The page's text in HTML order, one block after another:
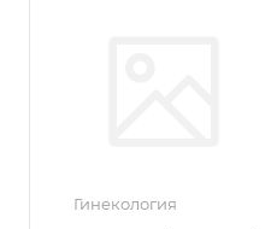
Гинекология